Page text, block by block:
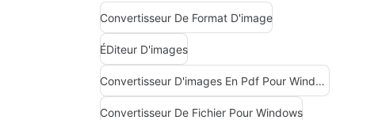
Convertisseur De Format D'image
ÉDiteur D'images
Convertisseur D'images En Pdf Pour Windows
Convertisseur De Fichier Pour Windows